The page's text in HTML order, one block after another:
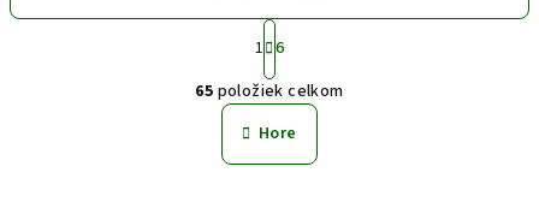
O
v
l
á
S
t
r
á
n
k
o
1 6
65 položiek celkom
Hore